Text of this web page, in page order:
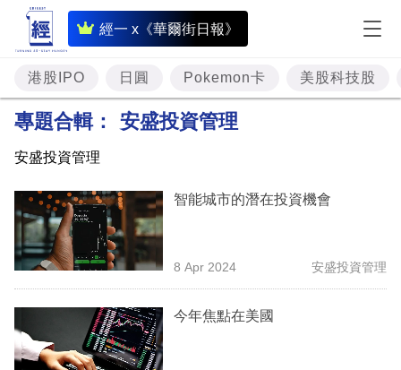
經一 x《華爾街日報》
即
時
財
經
投
資
樓
市
理
財
港股IPO 日圓 Pokemon卡 美股科技股
專題合輯： 安盛投資管理
安盛投資管理
智能城市的潛在投資機會
8 Apr 2024 安盛投資管理
今年焦點在美國